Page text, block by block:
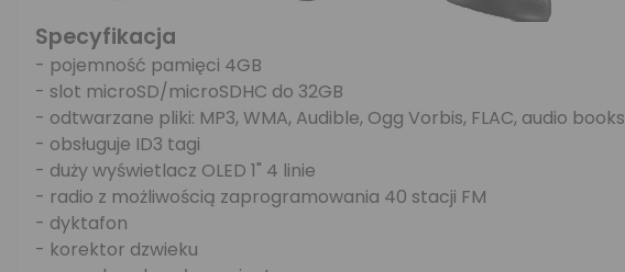
Specyfikacja
- pojemność pamięci 4GB
- slot microSD/microSDHC do 32GB
- odtwarzane pliki: MP3, WMA, Audible, Ogg Vorbis, FLAC, audio books
- obsługuje ID3 tagi
- duży wyświetlacz OLED 1" 4 linie
- radio z możliwością zaprogramowania 40 stacji FM
- dyktafon
- korektor dzwieku